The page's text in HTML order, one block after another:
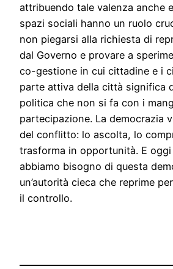
attribuendo tale valenza anche
spazi sociali hanno un ruolo
non piegarsi alla richiesta di
dal Governo e provare a
co-gestione in cui cittadine e i
parte attiva della città significa
politica che non si fa con i
partecipazione. La democrazia
del conflitto: lo ascolta, lo
trasforma in opportunità. E oggi
abbiamo bisogno di questa
un’autorità cieca che reprime
il controllo.